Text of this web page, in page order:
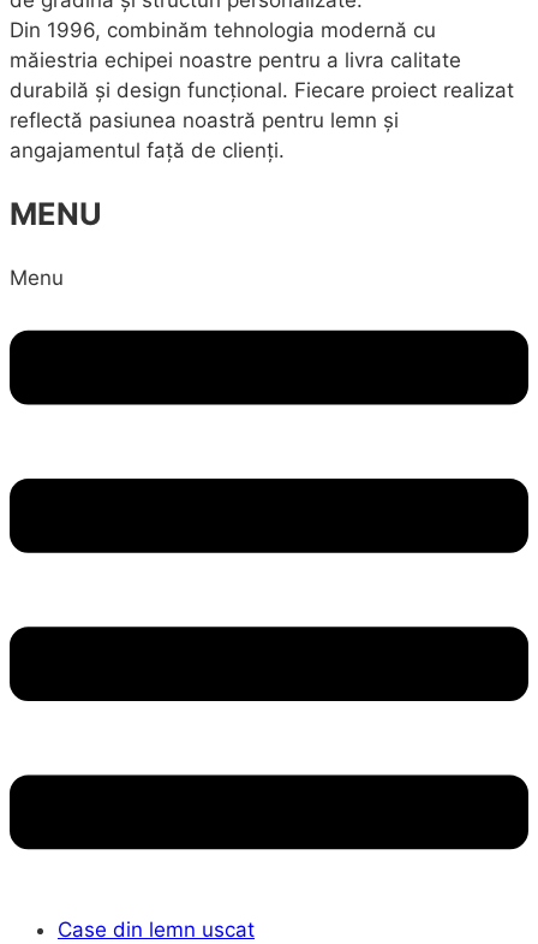
Din 1996, combinăm tehnologia modernă cu
măiestria echipei noastre pentru a livra calitate
durabilă și design funcțional. Fiecare proiect realizat
reflectă pasiunea noastră pentru lemn și
angajamentul față de clienți.
MENU
Menu
Case din lemn uscat